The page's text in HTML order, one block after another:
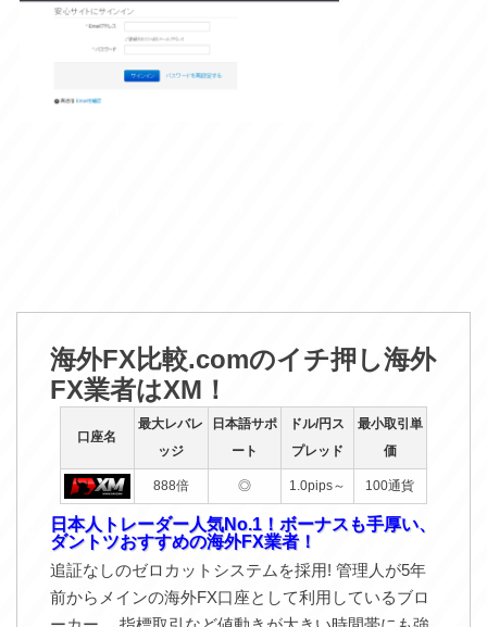
海外FX比較.comのイチ押し海外
FX業者はXM！
口座名
最大レバレ
ッジ
日本語サポ
ート
ドル/円ス
プレッド
最小取引単
価
888倍 ◎ 1.0pips～ 100通貨
日本人トレーダー人気No.1！ボーナスも手厚い、
ダントツおすすめの海外FX業者！
追証なしのゼロカットシステムを採用! 管理人が5年
前からメインの海外FX口座として利用しているブロ